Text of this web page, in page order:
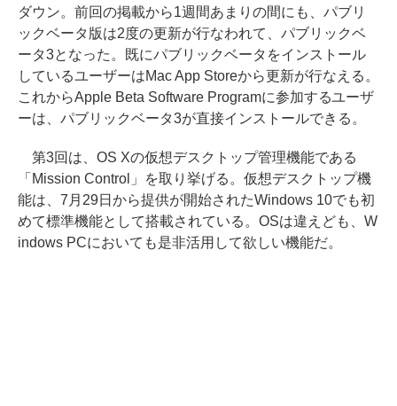
ダウン。前回の掲載から1週間あまりの間にも、パブリ
ックベータ版は2度の更新が行なわれて、パブリックベ
ータ3となった。既にパブリックベータをインストール
しているユーザーはMac App Storeから更新が行なえる。
これからApple Beta Software Programに参加するユーザ
ーは、パブリックベータ3が直接インストールできる。
第3回は、OS Xの仮想デスクトップ管理機能である
「Mission Control」を取り挙げる。仮想デスクトップ機
能は、7月29日から提供が開始されたWindows 10でも初
めて標準機能として搭載されている。OSは違えども、W
indows PCにおいても是非活用して欲しい機能だ。